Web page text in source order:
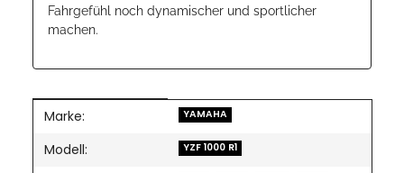
Fahrgefühl noch dynamischer und sportlicher
machen.
Produkteigenschaft
Wert
Marke: YAMAHA
Modell: YZF 1000 R1